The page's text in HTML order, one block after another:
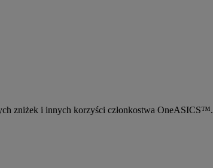
zniżek i innych korzyści członkostwa OneASICS™.